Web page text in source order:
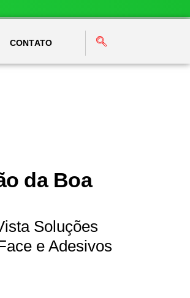
CONTATO
da Boa
Soluções
e Adesivos